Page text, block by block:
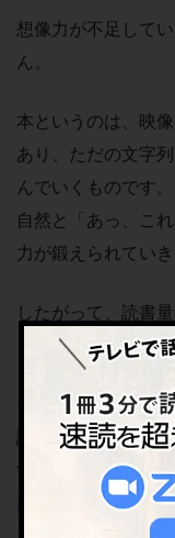
想像力が不足して
ん。
本というのは、映
あり、ただの文字
んでいくものです
自然と「あっ、こ
力が鍛えられていき
したがって、読書
る機会の減少」に
ちなみに、現代人
読まない代わりに
す。だから、本を
ないわけではあり